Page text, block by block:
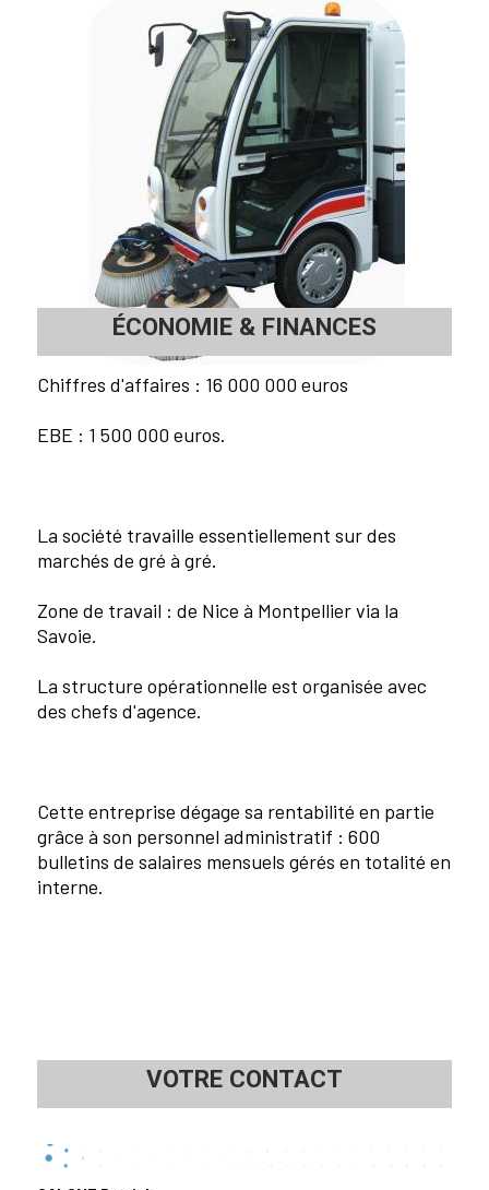
ÉCONOMIE & FINANCES
Chiffres d'affaires : 16 000 000 euros
EBE : 1 500 000 euros.
La société travaille essentiellement sur des
marchés de gré à gré.
Zone de travail : de Nice à Montpellier via la
Savoie.
La structure opérationnelle est organisée avec
des chefs d'agence.
Cette entreprise dégage sa rentabilité en partie
grâce à son personnel administratif : 600
bulletins de salaires mensuels gérés en totalité en
interne.
VOTRE CONTACT